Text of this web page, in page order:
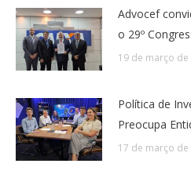
Advocef
o 29º
19 de março de
Política de
Preocupa
17 de março de